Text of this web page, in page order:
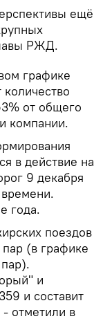
ещё
РЖД.
графике
от общего
компании.
в действие на
9 декабря
года.
поездов
пар (в графике
и
и составит
отметили в